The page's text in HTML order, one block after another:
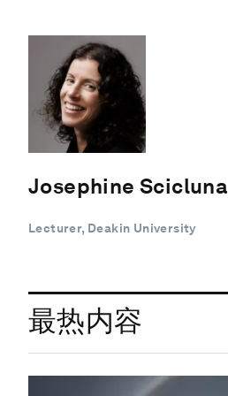
Josephine Scicluna
Lecturer, Deakin University
最热内容